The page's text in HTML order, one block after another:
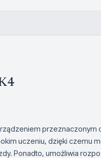
przeznaczonym
uczeniu, dzięki czemu
Ponadto, umożliwia